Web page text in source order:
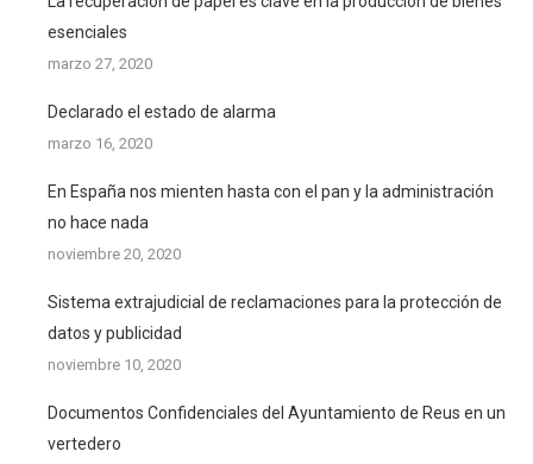
esenciales
marzo 27, 2020
Declarado el estado de alarma
marzo 16, 2020
En España nos mienten hasta con el pan y la administración
no hace nada
noviembre 20, 2020
Sistema extrajudicial de reclamaciones para la protección de
datos y publicidad
noviembre 10, 2020
Documentos Confidenciales del Ayuntamiento de Reus en un
vertedero